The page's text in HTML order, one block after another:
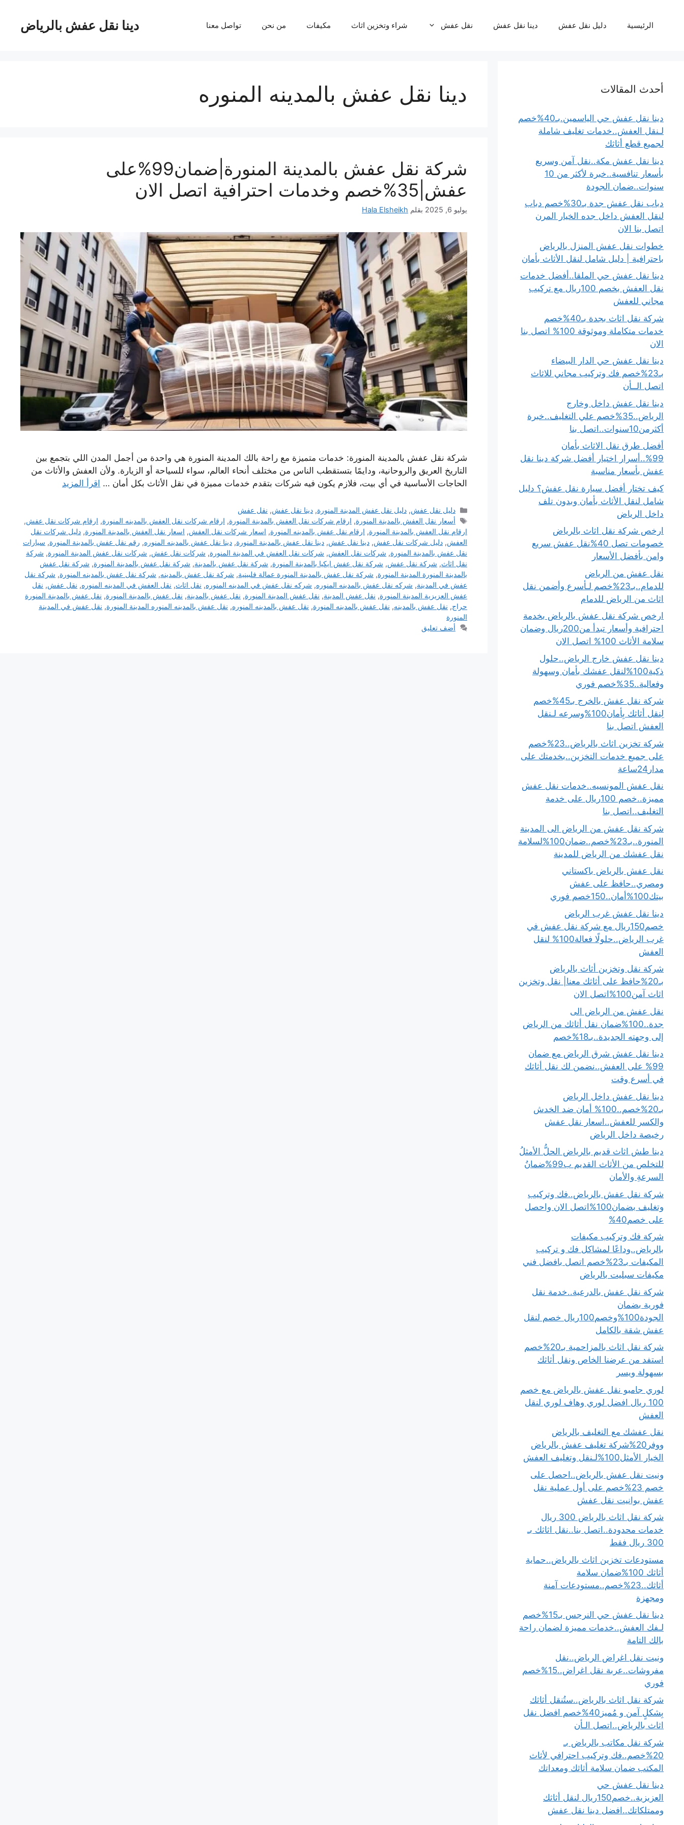
دينا نقل عفش بالرياض الرئيسية دليل نقل عفش دينا نقل عفش نقل عفش شراء وتخزين اثاث مكيفات من نحن تواصل معنا
دينا نقل عفش بالمدينه المنوره
شركة نقل عفش بالمدينة المنورة|ضمان99%على
عفش|35%خصم وخدمات احترافية اتصل الان
يوليو 6, 2025 بقلم Hala Elsheikh
شركة نقل عفش بالمدينة المنورة: خدمات متميزة مع راحة بالك المدينة المنورة هي واحدة من أجمل المدن اللي بتجمع بين
التاريخ العريق والروحانية، ودايمًا بتستقطب الناس من مختلف أنحاء العالم، سواء للسياحة أو الزيارة. ولأن العفش والأثاث من
الحاجات الأساسية في أي بيت، فلازم يكون فيه شركات بتقدم خدمات مميزة في نقل الأثاث بكل أمان … اقرأ المزيد
التصنيفات
دليل نقل عفش,دليل نقل عفش المدينة المنورة,دينا نقل عفش, نقل عفش
الوسوم
أسعار نقل العفش بالمدينة المنورة, ارقام شركات نقل العفش بالمدينة المنورة, ارقام شركات نقل العفش بالمدينه المنورة, ارقام شركات نقل عفش,
ارقام نقل العفش بالمدينة المنورة, ارقام نقل عفش بالمدينه المنورة, اسعار شركات نقل العفش, اسعار نقل العفش بالمدينة المنورة, دليل شركات نقل
العفش, دليل شركات نقل عفش, دينا نقل عفش, دينا نقل عفش بالمدينة المنورة, دينا نقل عفش بالمدينه المنوره, رقم نقل عفش بالمدينة المنورة, سيارات
نقل عفش بالمدينة المنورة, شركات نقل العفش, شركات نقل العفش في المدينة المنورة, شركات نقل عفش, شركات نقل عفش المدينة المنورة, شركة
نقل اثاث, شركة نقل عفش, شركة نقل عفش ايكيا بالمدينة المنورة, شركة نقل عفش بالمدينة, شركة نقل عفش بالمدينة المنورة, شركة نقل عفش
بالمدينة المنورة المدينة المنورة, شركة نقل عفش بالمدينة المنورة عمالة فلبينية, شركة نقل عفش بالمدينه, شركة نقل عفش بالمدينه المنورة, شركة نقل
عفش في المدينة, شركه نقل عفش بالمدينه المنوره, شركه نقل عفش في المدينه المنوره, نقل اثاث, نقل العفش في المدينه المنوره, نقل عفش, نقل
عفش العزيزية المدينة المنورة, نقل عفش المدينة, نقل عفش المدينة المنورة, نقل عفش بالمدينة, نقل عفش بالمدينة المنورة, نقل عفش بالمدينة المنورة
حراج, نقل عفش بالمدينه, نقل عفش بالمدينه المنورة, نقل عفش بالمدينه المنوره, نقل عفش بالمدينه المنوره المدينة المنورة, نقل عفش في المدينة
المنورة
أضف تعليق
أحدث المقالات
دينا نقل عفش حي الياسمين.بـ40%خصم
لـنقل العفش..خدمات تغليف شاملة
لجميع قطع أثاثك
دينا نقل عفش مكة..نقل آمن وسريع
بأسعار تنافسية..خبرة لأكثر من 10
سنوات..ضمان الجودة
دباب نقل عفش جدة بـ30%خصم دباب
لنقل العفش داخل جده الخيار المرن
اتصل بنا الان
خطوات نقل عفش المنزل بالرياض
باحترافية | دليل شامل لنقل الأثاث بأمان
دينا نقل عفش حي الملقا..أفضل خدمات
نقل العفش بخصم 100ريال مع تركيب
مجاني للعفش
شركة نقل اثاث بجدة بـ40%خصم
خدمات متكاملة وموثوقة 100% اتصل بنا
الان
دينا نقل عفش حي الدار البيضاء
بـ23%خصم فك وتركيب مجاني للاثاث
اتصل الــأن
دينا نقل عفش داخل وخارج
الرياض..35%خصم علي التغليف..خبرة
أكثرمن10سنوات..اتصل بنا
أفضل طرق نقل الاثاث بأمان
99%..أسرار اختيار أفضل شركة دينا نقل
عفش بأسعار مناسبة
كيف تختار أفضل سيارة نقل عفش؟ دليل
شامل لنقل الأثاث بأمان وبدون تلف
داخل الرياض
ارخص شركة نقل اثاث بالرياض
خصومات تصل 40%نقل عفش سريع
وامن بأفضل الأسعار
نقل عفش من الرياض
للدمام..بـ23%خصم لـأسرع وأضمن نقل
اثاث من الرياض للدمام
ارخص شركة نقل عفش بالرياض بخدمة
احترافية وأسعار تبدأ من200ريال وضمان
سلامة الأثاث 100% اتصل الان
دينا نقل عفش خارج الرياض..حلول
ذكية100%لنقل عفشك بأمان وسهولة
وفعالية..35%خصم فوري
شركة نقل عفش بالخرج بـ45%خصم
لِنقل أثاثك بِأمان100%وسرعه لـنقل
العفش اتصل بنا
شركة تخزين اثاث بالرياض..23%خصم
على جميع خدمات التخزين..بخدمتك على
مدار24ساعة
نقل عفش المونسيه..خدمات نقل عفش
مميزة..خصم 100ريال على خدمة
التغليف..اتصل بنا
شركة نقل عفش من الرياض الى المدينة
المنورة..بـ23%خصم..ضمان100%لسلامة
نقل عفشك من الرياض للمدينة
نقل عفش بالرياض باكستاني
ومصري..حافظ على عفش
بيتك100%أمان..150خصم فوري
دينا نقل عفش غرب الرياض
خصم150ريال مع شركة نقل عفش في
غرب الرياض..حلولًا فعالة100% لنقل
العفش
شركة نقل وتخزين أثاث بالرياض
بـ20%حافظ على أثاثك معنا| نقل وتخزين
اثاث آمن100%اتصل الان
نقل عفش من الرياض الى
جدة..100%ضمان نقل أثاثك من الرياض
إلى وجهته الجديدة..بـ18%خصم
دينا نقل عفش شرق الرياض مع ضمان
99% على العفش..نضمن لك نقل أثاثك
في أسرع وقت
دينا نقل عفش داخل الرياض
بـ20%خصم..100% أمان ضد الخدش
والكسر للعفش..اسعار نقل عفش
رخيصة داخل الرياض
دينا طش اثاث قديم بالرياض الحلُّ الأمثلُ
للتخلص من الأثاث القديم ب99%ضمانُ
السرعةِ والأمان
شركة نقل عفش بالرياض..فك وتركيب
وتغليف بضمان100%اتصل الان واحصل
على خصم40%
شركة فك وتركيب مكيفات
بالرياض..وداعًا لمشاكل فك و تركيب
المكيفات بـ23%خصم اتصل بافضل فني
مكيفات سبليت بالرياض
شركة نقل عفش بالدرعية..خدمة نقل
فورية بضمان
الجودة100%وخصم100ريال خصم لنقل
عفش شقة بالكامل
شركة نقل اثاث بالمزاحمية بـ20%خصم
استفد من عرضنا الخاص ونقل أثاثك
بسهولة ويسر
لوري جامبو نقل عفش بالرياض مع خصم
100 ريال افضل لوري وهاف لوري لنقل
العفش
نقل عفشك مع التغليف بالرياض
ووفر20%شركة تغليف عفش بالرياض
الخيار الأمثل100%لـنقل وتغليف العفش
ونيت نقل عفش بالرياض..احصل على
خصم 23%خصم على أول عملية نقل
عفش بوانيت نقل عفش
شركة نقل اثاث بالرياض 300 ريال
خدمات محدودة..اتصل بنا..نقل اثاثك بـ
300 ريال فقط
مستودعات تخزين اثاث بالرياض..حماية
أثاثك 100%ضمان سلامة
أثاثك..23%خصم..مستودعات آمنة
ومجهزة
دينا نقل عفش حي النرجس بـ15%خصم
لـفك العفش..خدمات مميزة لضمان راحة
بالك التامة
ونيت نقل اغراض الرياض..نقل
مفروشات..عربة نقل اغراض..15%خصم
فوري
شركة نقل اثاث بالرياض..ستُنقل أثاثك
بِشكلٍ آمن و مُميز40%خصم افضل نقل
اثاث بالرياض..اتصل الـأن
شركة نقل مكاتب بالرياض بـ
20%خصم..فك وتركيب احترافي لأثاث
المكتب ضمان سلامة أثاثك ومعداتك
دينا نقل عفش حي
العزيزية..خصم150ريال لنقل أثاثك
وممتلكاتك..افضل دينا نقل عفش